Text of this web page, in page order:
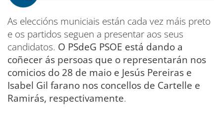
As eleccións municiais están cada vez máis preto
e os partidos seguen a presentar aos seus
candidatos. O PSdeG PSOE está dando a
coñecer ás persoas que o representarán nos
comicios do 28 de maio e Jesús Pereiras e
Isabel Gil farano nos concellos de Cartelle e
Ramirás, respectivamente.